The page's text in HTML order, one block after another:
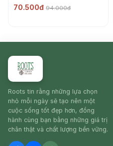
Double Espresso (425ml) -
70.500đ 94.000đ
Roots tin rằng những lựa chọn
nhỏ mỗi ngày sẽ tạo nên một
cuộc sống tốt đẹp hơn, đồng
hành cùng bạn bằng những giá trị
chân thật và chất lượng bền vững.